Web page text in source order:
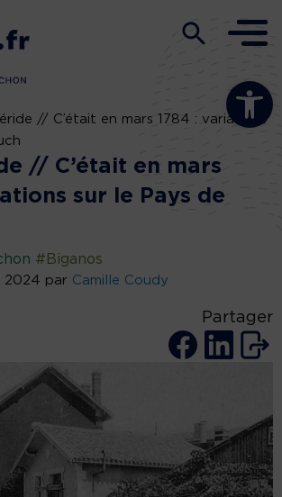
Ouvrir la
// C’était en mars 1784 : variations
// C’était en mars
sur le Pays de
#Biganos
2024 par Camille Coudy
Partager